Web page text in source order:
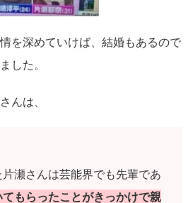
を深めていけば、結婚もあるので
した。
んは、
片瀬さんは芸能界でも先輩であ
もらったことがきっかけで親